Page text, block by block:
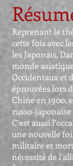
Reprenant le
cette fois avec
les Japonais,
monde
Occidentaux et
éprouvées lors
Chine en 1900,
russo-japonaise
C’est aussi
une nouvelle
militaire et
nécessité de